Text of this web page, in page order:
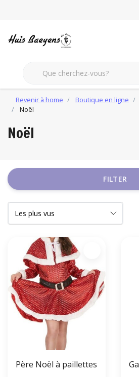
Revenir à home Boutique en ligne
Noël
Noël
FILTER
Père Noël à paillettes